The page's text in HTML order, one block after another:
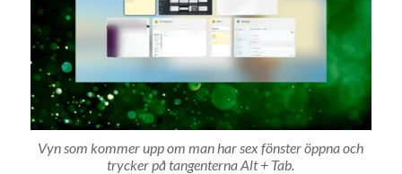
Vyn som kommer upp om man har sex fönster öppna och
trycker på tangenterna Alt + Tab.